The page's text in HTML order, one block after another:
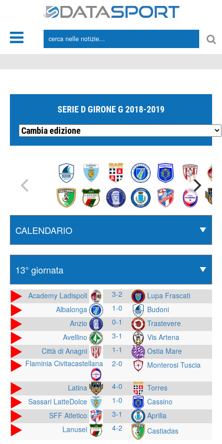
SERIE D GIRONE G 2018-2019
Academy Ladispoli 3-2
Lupa Frascati
Albalonga
1-0
Budoni
Anzio
0-1
Trastevere
Avellino
3-1
Vis Artena
Città di Anagni
1-1
Ostia Mare
Flaminia Civitacastellana
2-0 Monterosi Tuscia
Latina 4-0
Torres
Sassari LatteDolce
1-0
Cassino
SFF Atletico
3-1
Aprilia
Lanusei
4-2 Castiadas